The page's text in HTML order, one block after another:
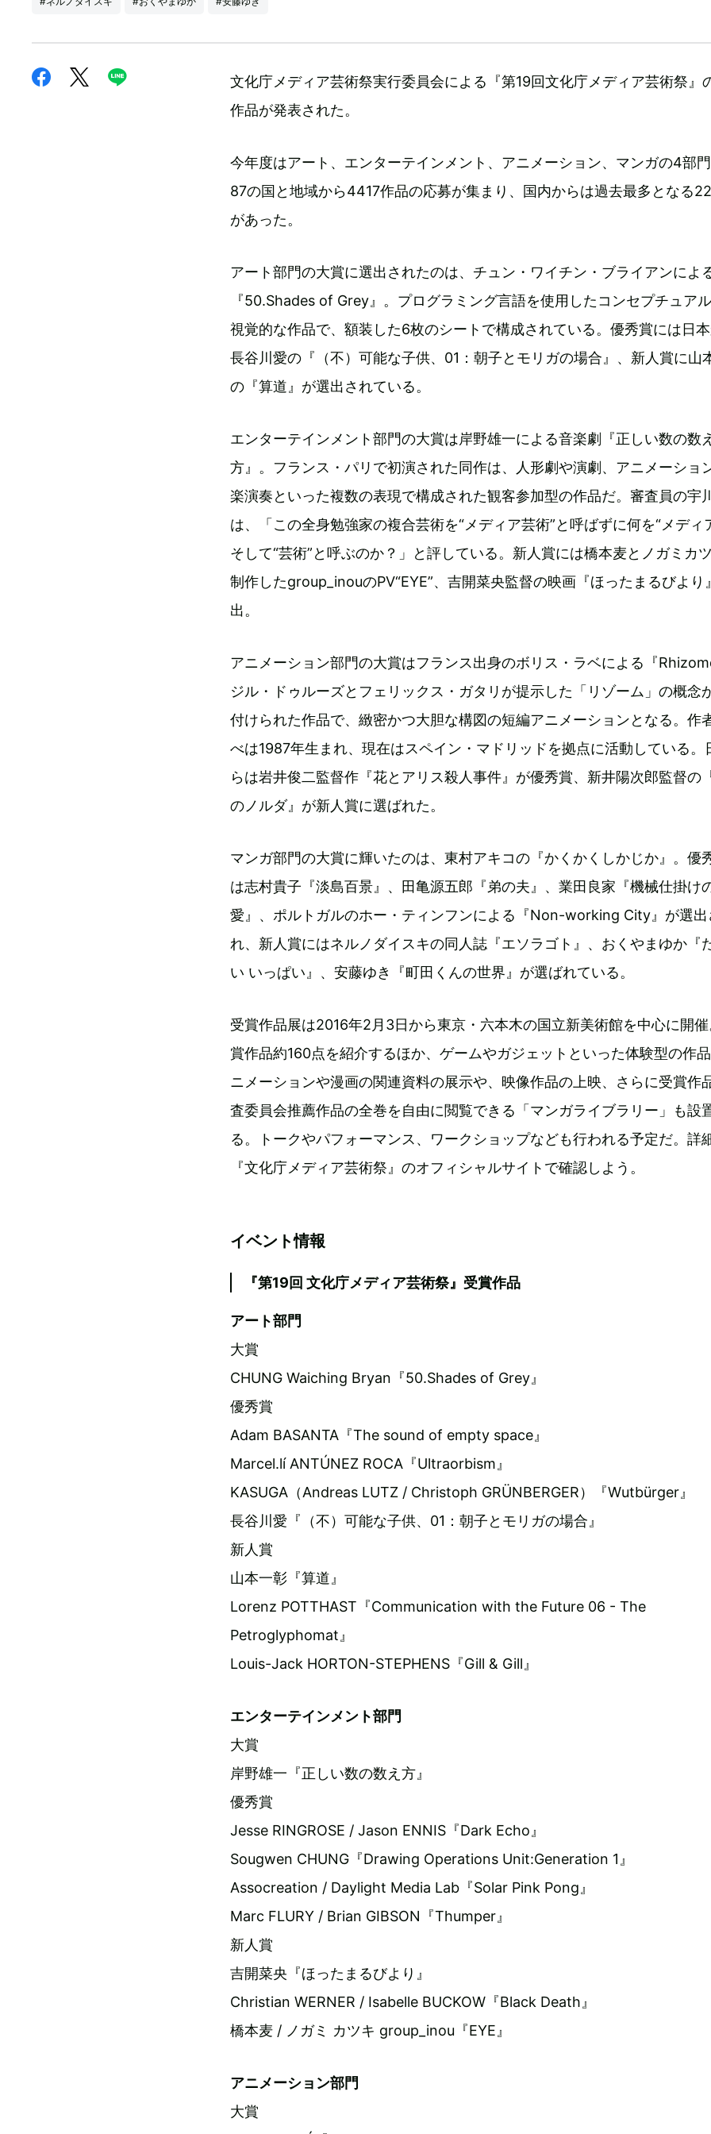
文化庁メディア芸術祭実行委員会による『第19回文化庁メディア芸術祭』
作品が発表された。
今年度はアート、エンターテインメント、アニメーション、マンガの4部門
87の国と地域から4417作品の応募が集まり、国内からは過去最多となる
があった。
アート部門の大賞に選出されたのは、チュン・ワイチン・ブライアンによ
『50.Shades of Grey』。プログラミング言語を使用したコンセプチュア
視覚的な作品で、額装した6枚のシートで構成されている。優秀賞には日
長谷川愛の『（不）可能な子供、01：朝子とモリガの場合』、新人賞に山
の『算道』が選出されている。
エンターテインメント部門の大賞は岸野雄一による音楽劇『正しい数の数え
方』。フランス・パリで初演された同作は、人形劇や演劇、アニメーショ
楽演奏といった複数の表現で構成された観客参加型の作品だ。審査員の宇
は、「この全身勉強家の複合芸術を“メディア芸術”と呼ばずに何を“メディ
そして“芸術”と呼ぶのか？」と評している。新人賞には橋本麦とノガミカ
制作したgroup_inouのPV“EYE”、吉開菜央監督の映画『ほったまるびより
出。
アニメーション部門の大賞はフランス出身のボリス・ラベによる『
ジル・ドゥルーズとフェリックス・ガタリが提示した「リゾーム」の概念
付けられた作品で、緻密かつ大胆な構図の短編アニメーションとなる。作
べは1987年生まれ、現在はスペイン・マドリッドを拠点に活動している。
らは岩井俊二監督作『花とアリス殺人事件』が優秀賞、新井陽次郎監督の
のノルダ』が新人賞に選ばれた。
マンガ部門の大賞に輝いたのは、東村アキコの『かくかくしかじか』。優
は志村貴子『淡島百景』、田亀源五郎『弟の夫』、業田良家『機械仕掛け
愛』、ポルトガルのホー・ティンフンによる『Non-working City』が選出
れ、新人賞にはネルノダイスキの同人誌『エソラゴト』、おくやまゆか『
い いっぱい』、安藤ゆき『町田くんの世界』が選ばれている。
受賞作品展は2016年2月3日から東京・六本木の国立新美術館を中心に開
賞作品約160点を紹介するほか、ゲームやガジェットといった体験型の作
ニメーションや漫画の関連資料の展示や、映像作品の上映、さらに受賞作
査委員会推薦作品の全巻を自由に閲覧できる「マンガライブラリー」も設
る。トークやパフォーマンス、ワークショップなども行われる予定だ。詳
『文化庁メディア芸術祭』のオフィシャルサイトで確認しよう。
イベント情報
『第19回 文化庁メディア芸術祭』受賞作品
アート部門
大賞
CHUNG Waiching Bryan『50.Shades of Grey』
優秀賞
Adam BASANTA『The sound of empty space』
Marcel.lí ANTÚNEZ ROCA『Ultraorbism』
KASUGA（Andreas LUTZ / Christoph GRÜNBERGER）『Wutbürger』
長谷川愛『（不）可能な子供、01：朝子とモリガの場合』
新人賞
山本一彰『算道』
Lorenz POTTHAST『Communication with the Future 06 - The
Petroglyphomat』
Louis-Jack HORTON-STEPHENS『Gill & Gill』
エンターテインメント部門
大賞
岸野雄一『正しい数の数え方』
優秀賞
Jesse RINGROSE / Jason ENNIS『Dark Echo』
Sougwen CHUNG『Drawing Operations Unit:Generation 1』
Assocreation / Daylight Media Lab『Solar Pink Pong』
Marc FLURY / Brian GIBSON『Thumper』
新人賞
吉開菜央『ほったまるびより』
Christian WERNER / Isabelle BUCKOW『Black Death』
橋本麦 / ノガミ カツキ group_inou『EYE』
アニメーション部門
大賞